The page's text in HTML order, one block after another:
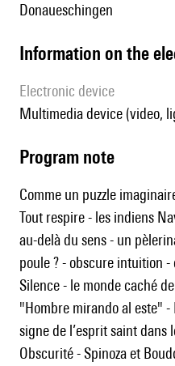
Donaueschingen
Information on the
Electronic device
multimedia device (video,
Program note
Comme un puzzle
Tout respire - les indiens
au-delà du sens - un
poule ? - obscure intuition
Silence - le monde caché
"Hombre mirando al este" -
signe de l’esprit saint dans
Obscurité - Spinoza et